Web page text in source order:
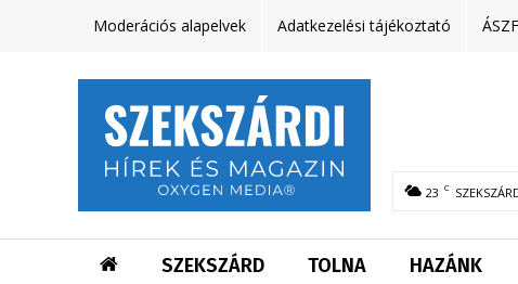
Moderációs alapelvek Adatkezelési tájékoztató ÁSZF
23 C
SZEKSZÁRD TOLNA HAZÁNK